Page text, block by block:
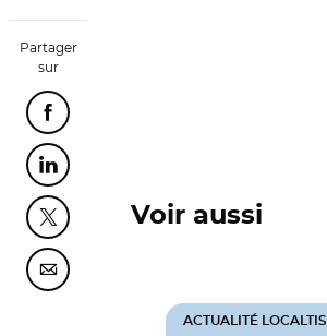
Partager
sur
Partager cette page sur Facebook
Partager cette page sur Linkedin
Partager cette page sur Twitter
Partager cette page sur Courriel
Voir aussi
ACTUALITÉ LOCALTIS